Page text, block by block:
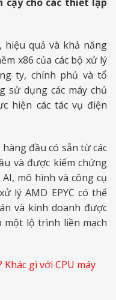
hiệu quả và khả năng
x86 của các bộ xử lý
ty, chính phủ và tổ
sử dụng các máy chủ
hiện các tác vụ điện
hàng đầu có sẵn từ các
và được kiểm chứng
mô hình và công cụ
lý AMD EPYC có thể
và kinh doanh được
một lộ trình liền mạch
Khác gì với CPU máy